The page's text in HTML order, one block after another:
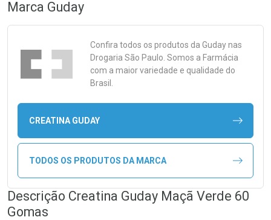
Marca Guday
Confira todos os produtos da Gudaynas
Drogaria São Paulo. Somos a Farmácia
com a maior variedade e qualidade do
Brasil.
CREATINA GUDAY
TODOS OS PRODUTOS DA MARCA
Descrição Creatina Guday Maçã Verde 60
Gomas